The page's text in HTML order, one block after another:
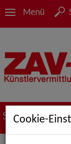
Menü
Suche nach
Cookie-